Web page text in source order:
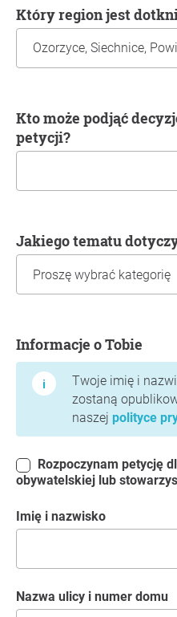
Który region jest
Kto może podjąć decyzję w sprawie Twojej
petycji?
Jakiego tematu
Informacje o Tobie
Twoje imię i
zostaną
naszej polityce
obywatelskiej lub
Imię i nazwisko
Nazwa ulicy i numer domu